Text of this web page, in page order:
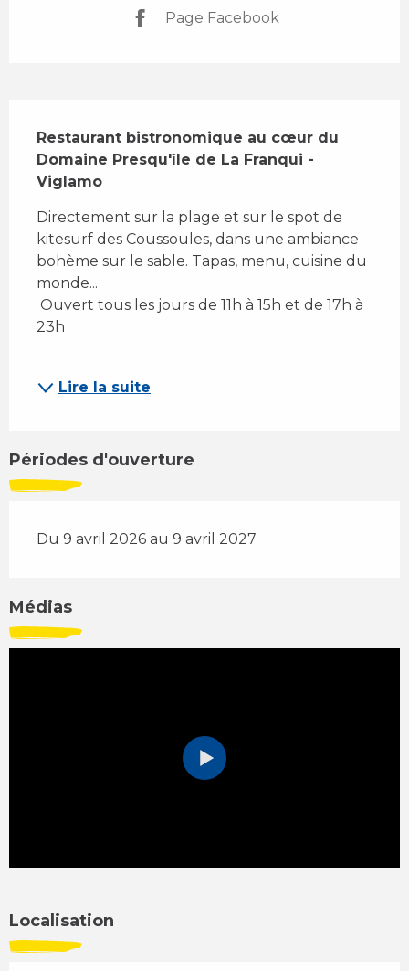
Page Facebook
Restaurant bistronomique au cœur du
Domaine Presqu'île de La Franqui -
Viglamo
Directement sur la plage et sur le spot de
kitesurf des Coussoules, dans une ambiance
bohème sur le sable. Tapas, menu, cuisine du
monde...
23h
Lire la suite
Périodes d'ouverture
Du 9 avril 2026 au 9 avril 2027
Médias
Localisation